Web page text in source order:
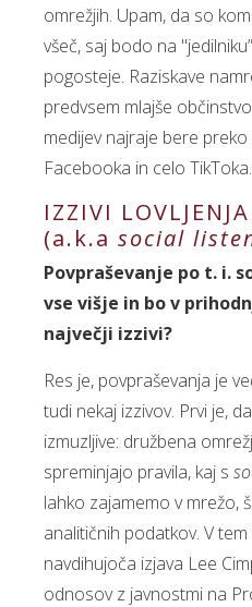
omrežjih. Upam, da so
všeč, saj bodo na
pogosteje. Raziskave
predvsem mlajše
medijev najraje bere
Facebooka in celo TikToka.
IZZIVI
(a.k.a social
Povpraševanje po t. i.
vse višje in bo v
največji izzivi?
Res je, povpraševanja je
tudi nekaj izzivov. Prvi je,
izmuzljive: družbena
spreminjajo pravila, kaj s
lahko zajamemo v mrežo,
analitičnih podatkov. V
navdihujoča izjava Lee
odnosov z javnostmi na